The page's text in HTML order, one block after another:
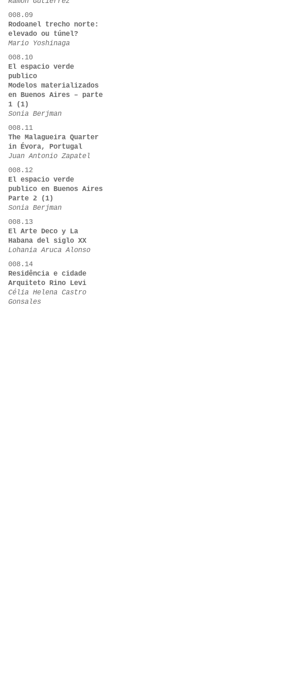
008.09
Rodoanel trecho norte:
elevado ou túnel?
Mario Yoshinaga
008.10
El espacio verde
publico
Modelos materializados
en Buenos Aires – parte
1 (1)
Sonia Berjman
008.11
The Malagueira Quarter
in Évora, Portugal
Juan Antonio Zapatel
008.12
El espacio verde
publico en Buenos Aires
Parte 2 (1)
Sonia Berjman
008.13
El Arte Deco y La
Habana del siglo XX
Lohania Aruca Alonso
008.14
Residência e cidade
Arquiteto Rino Levi
Célia Helena Castro
Gonsales